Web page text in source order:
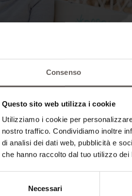
Consenso
Questo sito web utilizza i cookie
Utilizziamo i cookie per
nostro traffico. Condividiamo inoltre
di analisi dei dati web, pubblicità e
che hanno raccolto dal tuo utilizzo dei
Necessari